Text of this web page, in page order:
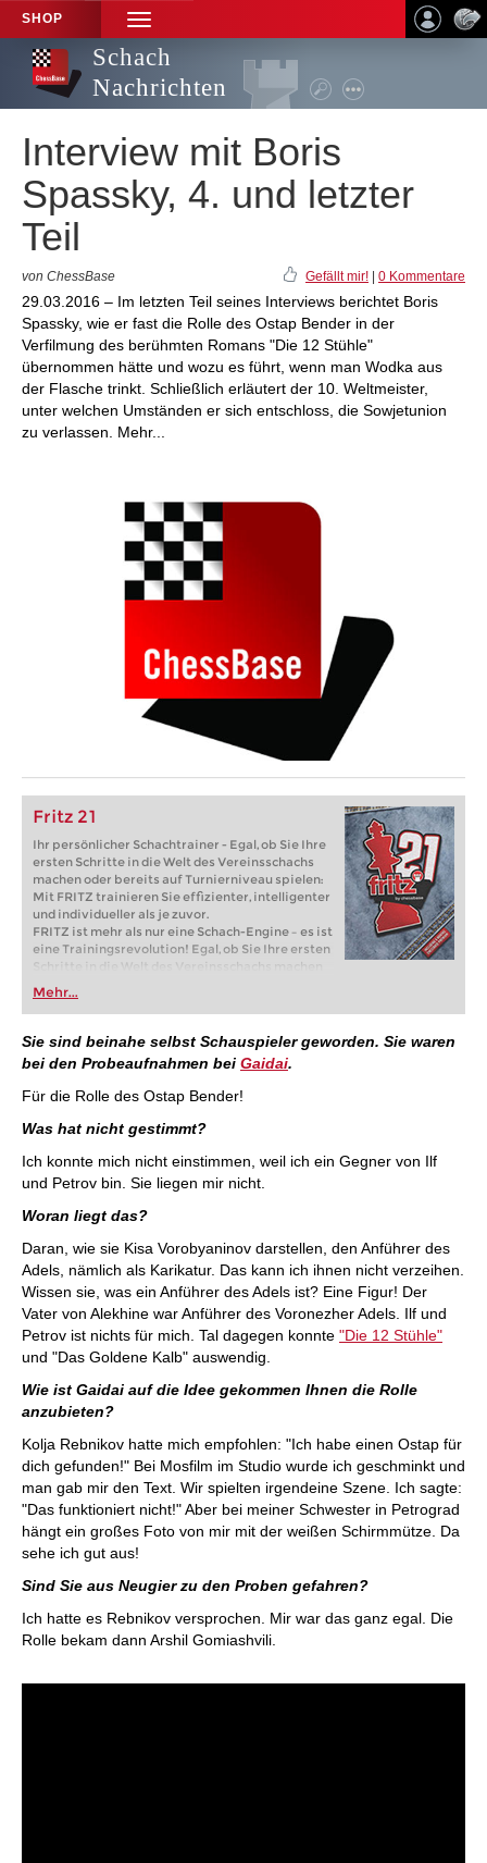
SHOP
TOGGLE
NAVIGATION
Schach
Nachrichten
Interview mit Boris
Spassky, 4. und letzter
Teil
von ChessBase Gefällt mir! 0 Kommentare
29.03.2016 – Im letzten Teil seines Interviews berichtet Boris
Spassky, wie er fast die Rolle des Ostap Bender in der
Verfilmung des berühmten Romans "Die 12 Stühle"
übernommen hätte und wozu es führt, wenn man Wodka aus
der Flasche trinkt. Schließlich erläutert der 10. Weltmeister,
unter welchen Umständen er sich entschloss, die Sowjetunion
zu verlassen. Mehr...
Fritz 21
Ihr persönlicher Schachtrainer - Egal, ob Sie Ihre
ersten Schritte in die Welt des Vereinsschachs
machen oder bereits auf Turnierniveau spielen:
Mit FRITZ trainieren Sie effizienter, intelligenter
und individueller als je zuvor.
FRITZ ist mehr als nur eine Schach-Engine – es ist
eine Trainingsrevolution! Egal, ob Sie Ihre ersten
Schritte in die Welt des Vereinsschachs machen
oder bereits auf Turnierniveau spielen: Mit
FRITZ trainieren Sie effizienter, intelligenter und
individueller als je zuvor.
Mehr...
Sie sind beinahe selbst Schauspieler geworden. Sie waren
bei den Probeaufnahmen bei Gaidai.
Für die Rolle des Ostap Bender!
Was hat nicht gestimmt?
Ich konnte mich nicht einstimmen, weil ich ein Gegner von Ilf
und Petrov bin. Sie liegen mir nicht.
Woran liegt das?
Daran, wie sie Kisa Vorobyaninov darstellen, den Anführer des
Adels, nämlich als Karikatur. Das kann ich ihnen nicht verzeihen.
Wissen sie, was ein Anführer des Adels ist? Eine Figur! Der
Vater von Alekhine war Anführer des Voronezher Adels. Ilf und
Petrov ist nichts für mich. Tal dagegen konnte "Die 12 Stühle"
und "Das Goldene Kalb" auswendig.
Wie ist Gaidai auf die Idee gekommen Ihnen die Rolle
anzubieten?
Kolja Rebnikov hatte mich empfohlen: "Ich habe einen Ostap für
dich gefunden!" Bei Mosfilm im Studio wurde ich geschminkt und
man gab mir den Text. Wir spielten irgendeine Szene. Ich sagte:
"Das funktioniert nicht!" Aber bei meiner Schwester in Petrograd
hängt ein großes Foto von mir mit der weißen Schirmmütze. Da
sehe ich gut aus!
Sind Sie aus Neugier zu den Proben gefahren?
Ich hatte es Rebnikov versprochen. Mir war das ganz egal. Die
Rolle bekam dann Arshil Gomiashvili.